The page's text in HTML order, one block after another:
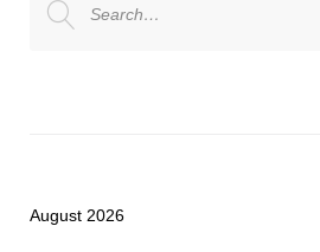
for:
August 2026